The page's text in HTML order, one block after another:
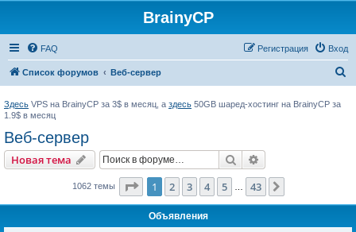
BrainyCP
FAQ Вход
Регистрация
Список форумов Веб-сервер
Здесь VPS на BrainyCP за 3$ в месяц, а здесь 50GB шаред-хостинг на BrainyCP за
1.9$ в месяц
Веб-сервер
Новая тема Поиск
1062 темы Страница из 43
1 2 3 4 5 43
Объявления